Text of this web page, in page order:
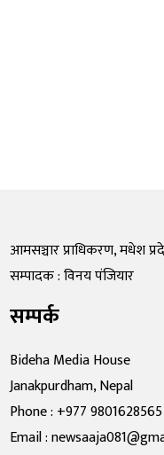
आमसञ्चार प्राधिकरण, मधेश
सम्पादक : विनय पंजियार
सम्पर्क
Bideha Media House
Janakpurdham, Nepal
Phone : +977 9801628565
Email :